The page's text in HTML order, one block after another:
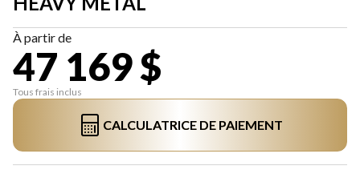
À partir de
47 169 $
Tous frais inclus
CALCULATRICE DE PAIEMENT